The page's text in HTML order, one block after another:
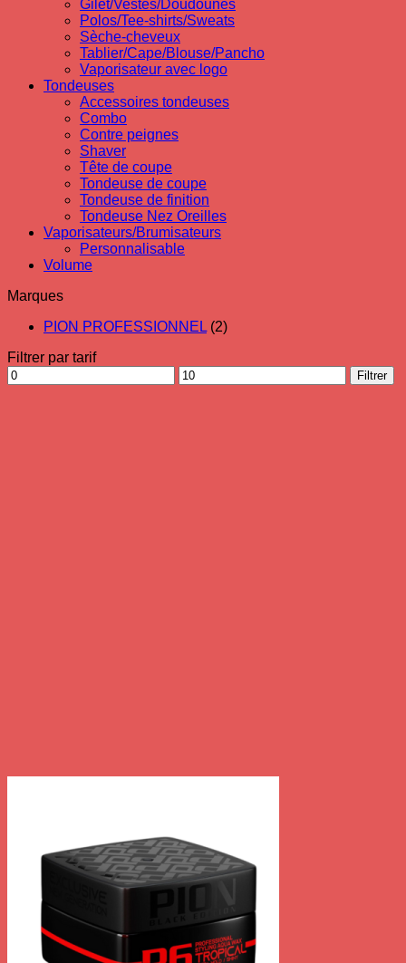
Gilet/Vestes/Doudounes
Polos/Tee-shirts/Sweats
Sèche-cheveux
Tablier/Cape/Blouse/Pancho
Vaporisateur avec logo
Tondeuses
Accessoires tondeuses
Combo
Contre peignes
Shaver
Tête de coupe
Tondeuse de coupe
Tondeuse de finition
Tondeuse Nez Oreilles
Vaporisateurs/Brumisateurs
Personnalisable
Volume
Marques
PION PROFESSIONNEL (2)
Filtrer par tarif
Prix
min
Prix
max
Filtrer